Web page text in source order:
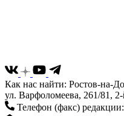
Как нас найти: Ростов-на-
ул. Варфоломеева, 261/81,
Телефон (факс) редакции: